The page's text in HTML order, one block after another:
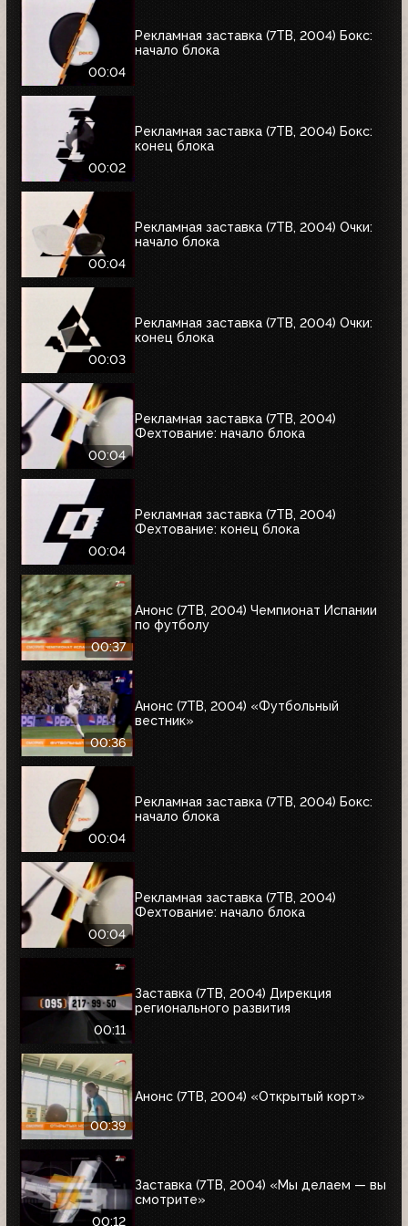
00:04
Рекламная заставка (7ТВ, 2004) Бокc:
начало блока
00:02
Рекламная заставка (7ТВ, 2004) Бокс:
конец блока
00:04
Рекламная заставка (7ТВ, 2004) Очки:
начало блока
00:03
Рекламная заставка (7ТВ, 2004) Очки:
конец блока
00:04
Рекламная заставка (7ТВ, 2004)
Фехтование: начало блока
00:04
Рекламная заставка (7ТВ, 2004)
Фехтование: конец блока
00:37
Анонс (7ТВ, 2004) Чемпионат Испании
по футболу
00:36
Анонс (7ТВ, 2004) «Футбольный
вестник»
00:04
Рекламная заставка (7ТВ, 2004) Бокс:
начало блока
00:04
Рекламная заставка (7ТВ, 2004)
Фехтование: начало блока
00:11
Заставка (7ТВ, 2004) Дирекция
регионального развития
00:39
Анонс (7ТВ, 2004) «Открытый корт»
00:12
Заставка (7ТВ, 2004) «Мы делаем — вы
смотрите»